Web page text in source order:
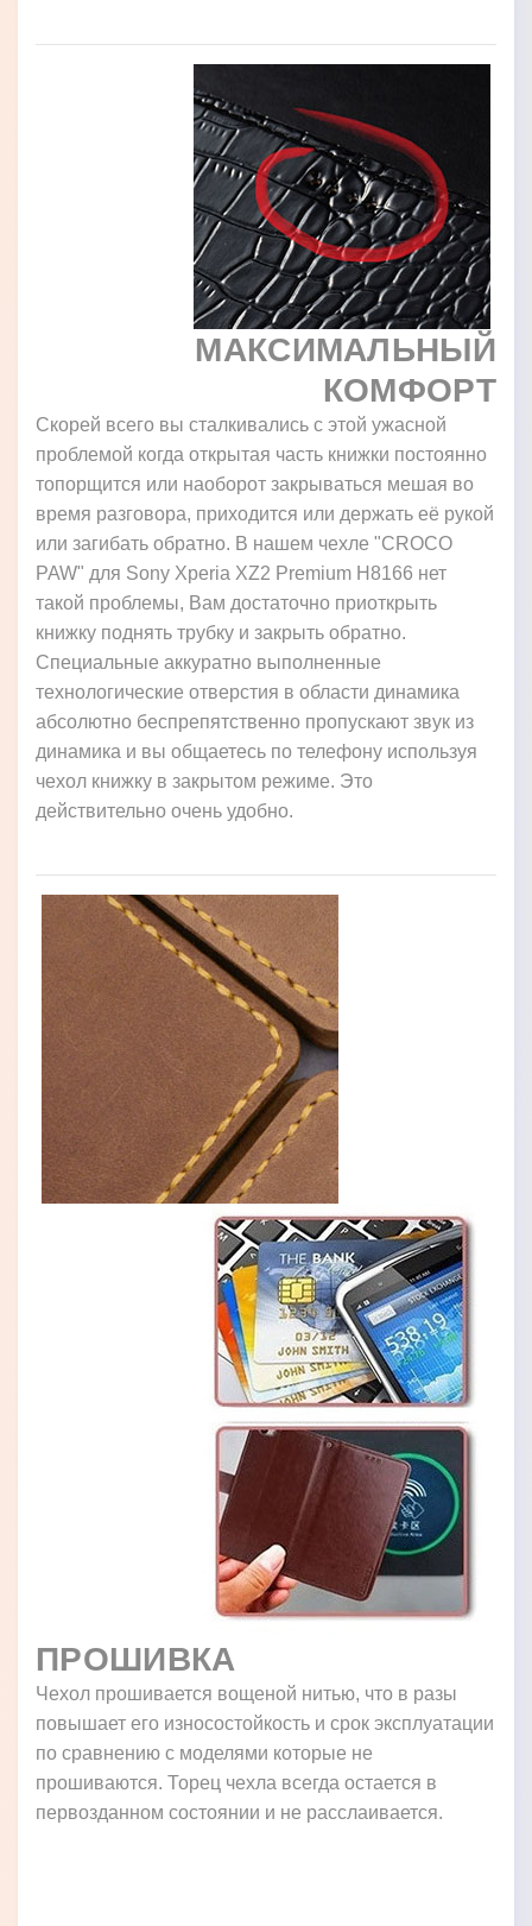
МАКСИМАЛЬНЫЙ
КОМФОРТ
Скорей всего вы сталкивались с этой ужасной
проблемой когда открытая часть книжки постоянно
топорщится или наоборот закрываться мешая во
время разговора, приходится или держать её рукой
или загибать обратно. В нашем чехле "CROCO
PAW" для Sony Xperia XZ2 Premium H8166 нет
такой проблемы, Вам достаточно приоткрыть
книжку поднять трубку и закрыть обратно.
Специальные аккуратно выполненные
технологические отверстия в области динамика
абсолютно беспрепятственно пропускают звук из
динамика и вы общаетесь по телефону используя
чехол книжку в закрытом режиме. Это
действительно очень удобно.
ПРОШИВКА
Чехол прошивается вощеной нитью, что в разы
повышает его износостойкость и срок эксплуатации
по сравнению с моделями которые не
прошиваются. Торец чехла всегда остается в
первозданном состоянии и не расслаивается.